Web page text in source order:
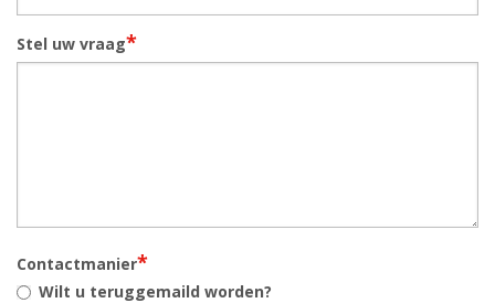
Stel uw vraag*
Contactmanier*
Wilt u teruggemaild worden?